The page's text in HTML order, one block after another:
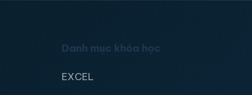
Danh mục khóa học
EXCEL